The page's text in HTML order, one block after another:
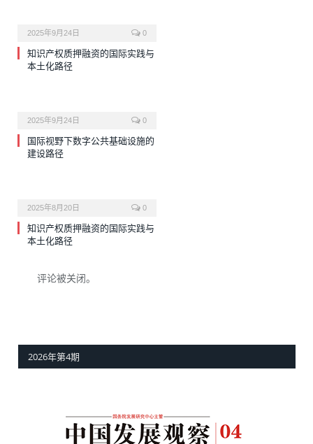
2025年9月24日 0
知识产权质押融资的国际实践与
本土化路径
2025年9月24日 0
国际视野下数字公共基础设施的
建设路径
2025年8月20日 0
知识产权质押融资的国际实践与
本土化路径
评论被关闭。
2026年第4期